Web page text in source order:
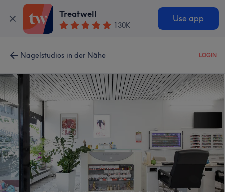
Treatwell
130K
Use app
Nagelstudios in der Nähe LOGIN